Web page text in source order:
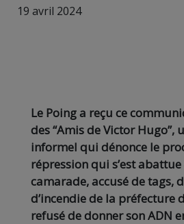
19 avril 2024
Le Poing a reçu ce
des “Amis de Victor Hugo”,
informel qui dénonce le
répression qui s’est
camarade, accusé de tags,
d’incendie de la préfecture
refusé de donner son ADN